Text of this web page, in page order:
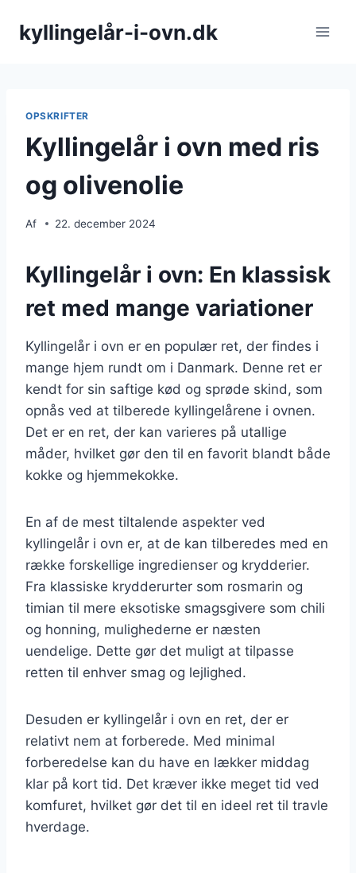
kyllingelår-i-ovn.dk
OPSKRIFTER
Kyllingelår i ovn med ris
og olivenolie
Af 22. december 2024
Kyllingelår i ovn: En klassisk
ret med mange variationer
Kyllingelår i ovn er en populær ret, der findes i
mange hjem rundt om i Danmark. Denne ret er
kendt for sin saftige kød og sprøde skind, som
opnås ved at tilberede kyllingelårene i ovnen.
Det er en ret, der kan varieres på utallige
måder, hvilket gør den til en favorit blandt både
kokke og hjemmekokke.
En af de mest tiltalende aspekter ved
kyllingelår i ovn er, at de kan tilberedes med en
række forskellige ingredienser og krydderier.
Fra klassiske krydderurter som rosmarin og
timian til mere eksotiske smagsgivere som chili
og honning, mulighederne er næsten
uendelige. Dette gør det muligt at tilpasse
retten til enhver smag og lejlighed.
Desuden er kyllingelår i ovn en ret, der er
relativt nem at forberede. Med minimal
forberedelse kan du have en lækker middag
klar på kort tid. Det kræver ikke meget tid ved
komfuret, hvilket gør det til en ideel ret til travle
hverdage.